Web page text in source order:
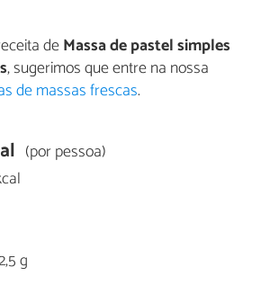
deMassa de pastel simples
, sugerimos que entre na nossa
de massas frescas.
(por pessoa)
g